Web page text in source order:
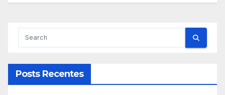
Posts Recentes